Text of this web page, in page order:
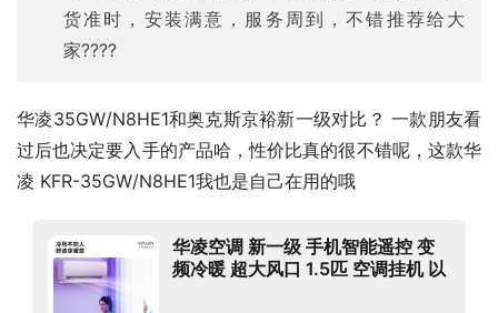
货准时，安装满意，服务周到，不错推荐给大
家????
华凌35GW/N8HE1和奥克斯京裕新一级对比？ 一款朋友看
过后也决定要入手的产品哈，性价比真的很不错呢，这款华
凌 KFR-35GW/N8HE1我也是自己在用的哦
华凌空调 新一级 手机智能遥控 变
频冷暖 超大风口 1.5匹 空调挂机 以